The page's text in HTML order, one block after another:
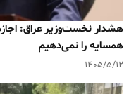
هشدار نخست‌وزیر عراق:
همسایه را نمی‌دهیم
۱۴۰۵/۵/۱۲